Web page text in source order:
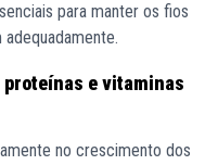
para manter os fios
e vitaminas
no crescimento dos